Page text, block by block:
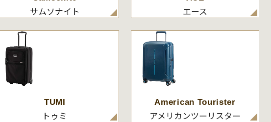
サムソナイト エース
TUMI
トゥミ
American Tourister
アメリカンツーリスター